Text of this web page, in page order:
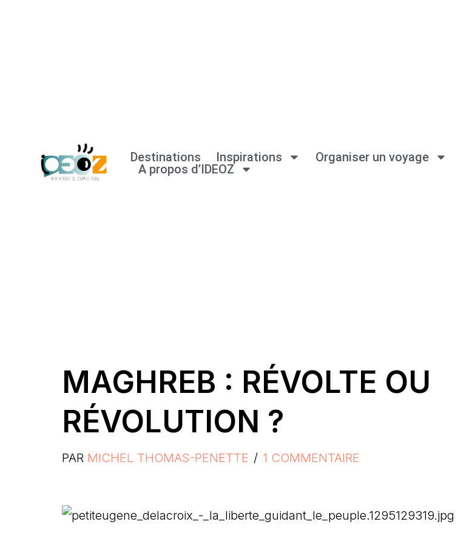
Destinations Inspirations
Organiser un voyage
A propos d’IDEOZ
MAGHREB : RÉVOLTE OU
RÉVOLUTION ?
PAR MICHEL THOMAS-PENETTE 1 COMMENTAIRE